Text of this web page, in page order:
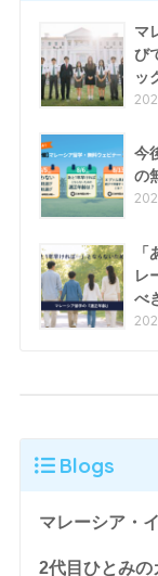
マ
び
ッ
今
の
レ
べ
Blogs
マレーシア・
2代目ひとみの